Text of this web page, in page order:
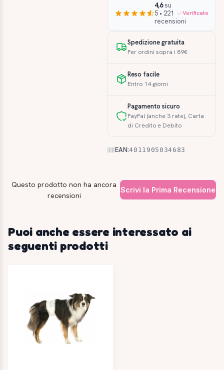
4,6su
5 • 221
recensioni
Verificate
Spedizione gratuita
Per ordini sopra i 89€
Reso facile
Entro 14 giorni
Pagamento sicuro
PayPal (anche 3 rate), Carta
di Credito e Debito
EAN:4011905034683
Questo prodotto non ha ancora
recensioni
Scrivi la Prima Recensione
Puoi anche essere interessato ai
seguenti prodotti